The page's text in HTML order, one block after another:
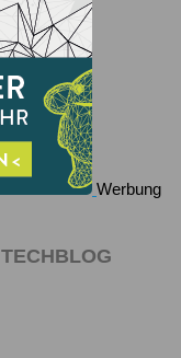
Werbung